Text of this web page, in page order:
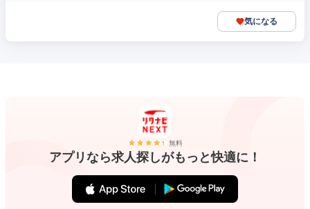
気になる
無料
アプリなら求人探しがもっと快適に！